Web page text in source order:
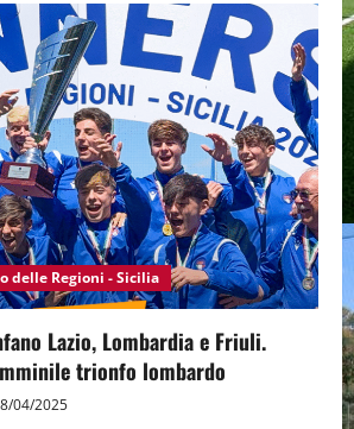
Sicilia
saluta
il
Torneo
delle
Regioni
2025:
un’edizione
da
incorniciare
delle Regioni - Sicilia
Lazio, Lombardia e Friuli.
trionfo lombardo
04/2025